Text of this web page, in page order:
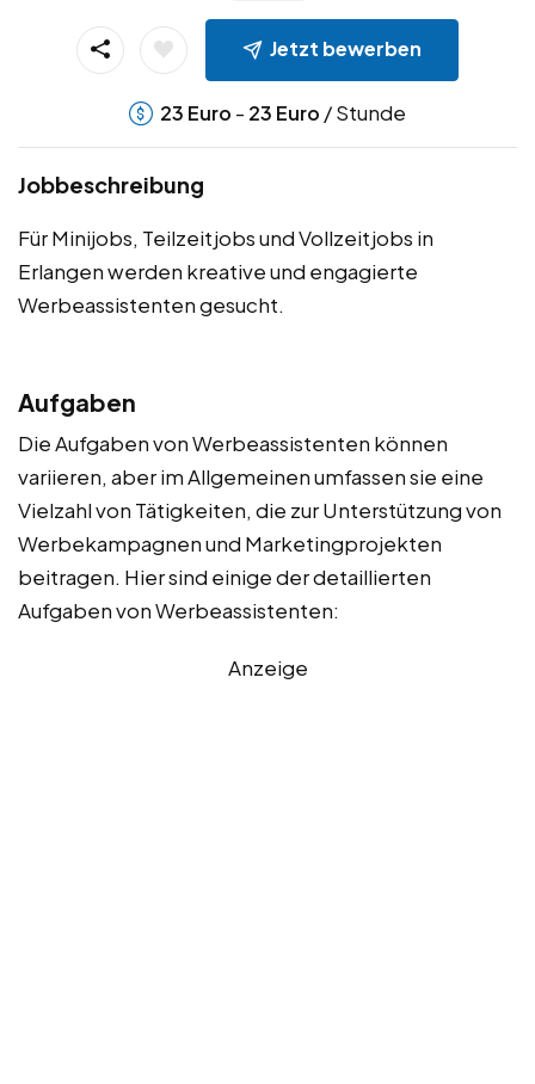
Jetzt bewerben
23 Euro - 23 Euro / Stunde
Jobbeschreibung
Für Minijobs, Teilzeitjobs und Vollzeitjobs in
Erlangen werden kreative und engagierte
Werbeassistenten gesucht.
Aufgaben
Die Aufgaben von Werbeassistenten können
variieren, aber im Allgemeinen umfassen sie eine
Vielzahl von Tätigkeiten, die zur Unterstützung von
Werbekampagnen und Marketingprojekten
beitragen. Hier sind einige der detaillierten
Aufgaben von Werbeassistenten:
Anzeige